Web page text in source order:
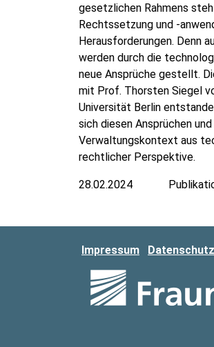
gesetzlichen Rahmens
Rechtssetzung und -
Herausforderungen. Denn
werden durch die
neue Ansprüche gestellt.
mit Prof. Thorsten Siegel
Universität Berlin
sich diesen Ansprüchen
Verwaltungskontext aus
rechtlicher Perspektive.
28.02.2024
Impressum Datenschutz